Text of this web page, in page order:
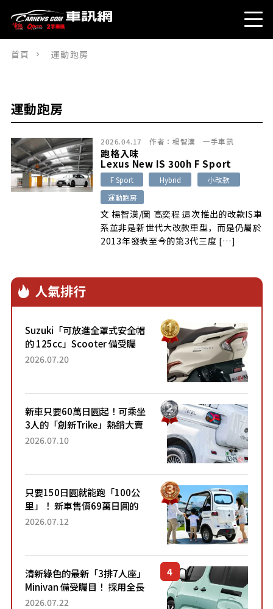
首頁 運動跑房
運動跑房
2026.04.17 作者： 楊智漢 一手車訊
跑格入味
Lexus New IS 300h F Sport
F Sport Hybrid
小改款
運動跑房
文 楊智漢/圖 高奕程 這次推出的改款IS車
系並非是新世代大改款車型，而是仍屬於
2013年發表至今的第3代三度 […]
人氣排行
Suzuki「可放進全罩式安全帽
的 125cc」Scooter 備受矚
目！採用全新流線設計與各項
2026.07.20
新車只要60萬日圓起！可乘坐
3人的「創新Trike」熱銷大賣
成為人氣車款！「養車成本真
2026.07.10
只要150日圓就能跑「100公
里」！ 新車售價69萬日圓的
「3人座」Trike大受歡迎！ 順
2026.07.12
清新綠色的最新「3排7人座」
Minivan 備受矚目！ 採用全長
4.7公尺剛剛好的車身尺寸與
2026.07.22